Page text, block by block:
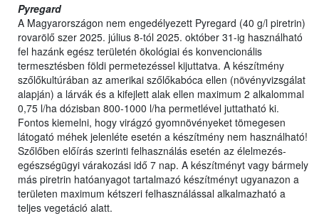
Pyregard
A Magyarországon nem engedélyezett Pyregard (40 g/l piretrin)
rovarölő szer 2025. július 8-tól 2025. október 31-ig használható
fel hazánk egész területén ökológiai és konvencionális
termesztésben földi permetezéssel kijuttatva. A készítmény
szőlőkultúrában az amerikai szőlőkabóca ellen (növényvizsgálat
alapján) a lárvák és a kifejlett alak ellen maximum 2 alkalommal
0,75 l/ha dózisban 800-1000 l/ha permetlével juttatható ki.
Fontos kiemelni, hogy virágzó gyomnövényeket tömegesen
látogató méhek jelenléte esetén a készítmény nem használható!
Szőlőben előírás szerinti felhasználás esetén az élelmezés-
egészségügyi várakozási idő 7 nap. A készítményt vagy bármely
más piretrin hatóanyagot tartalmazó készítményt ugyanazon a
területen maximum kétszeri felhasználással alkalmazható a
teljes vegetáció alatt.